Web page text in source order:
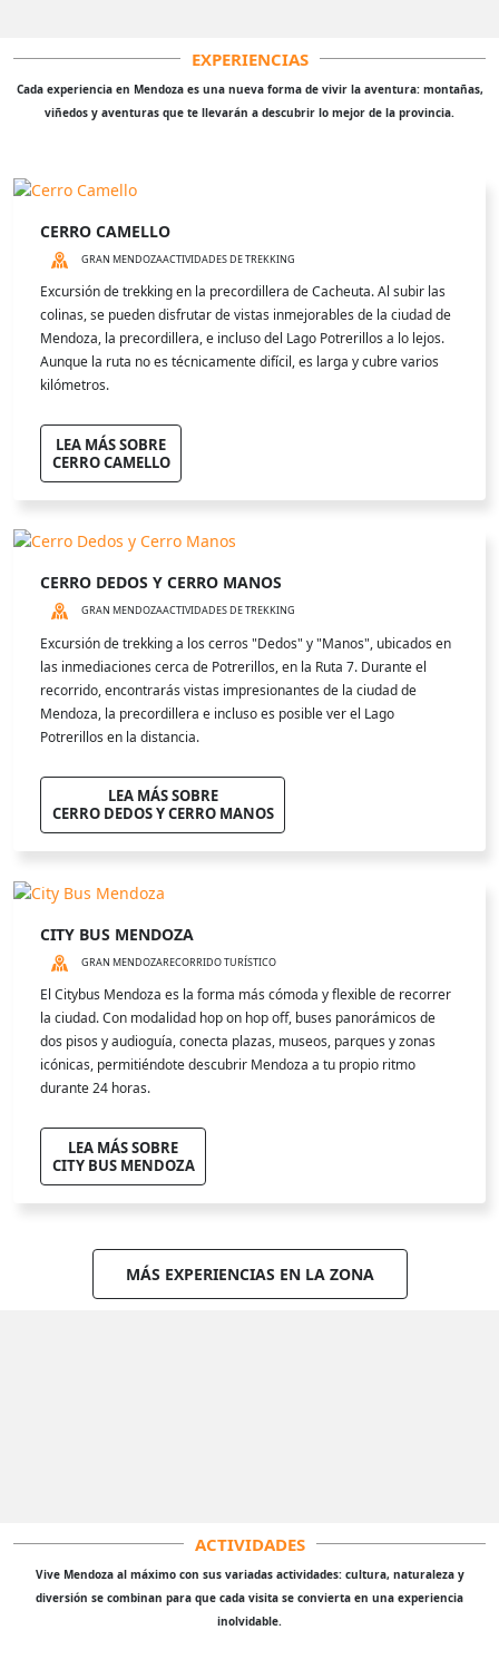
EXPERIENCIAS
Cada experiencia en Mendoza es una nueva forma de vivir la aventura: montañas,
viñedos y aventuras que te llevarán a descubrir lo mejor de la provincia.
CERRO CAMELLO
GRAN MENDOZAACTIVIDADES DE TREKKING
Excursión de trekking en la precordillera de Cacheuta. Al subir las
colinas, se pueden disfrutar de vistas inmejorables de la ciudad de
Mendoza, la precordillera, e incluso del Lago Potrerillos a lo lejos.
Aunque la ruta no es técnicamente difícil, es larga y cubre varios
kilómetros.
LEA MÁS SOBRE
CERRO CAMELLO
CERRO DEDOS Y CERRO MANOS
GRAN MENDOZAACTIVIDADES DE TREKKING
Excursión de trekking a los cerros "Dedos" y "Manos", ubicados en
las inmediaciones cerca de Potrerillos, en la Ruta 7. Durante el
recorrido, encontrarás vistas impresionantes de la ciudad de
Mendoza, la precordillera e incluso es posible ver el Lago
Potrerillos en la distancia.
LEA MÁS SOBRE
CERRO DEDOS Y CERRO MANOS
CITY BUS MENDOZA
GRAN MENDOZARECORRIDO TURÍSTICO
El Citybus Mendoza es la forma más cómoda y flexible de recorrer
la ciudad. Con modalidad hop on hop off, buses panorámicos de
dos pisos y audioguía, conecta plazas, museos, parques y zonas
icónicas, permitiéndote descubrir Mendoza a tu propio ritmo
durante 24 horas.
LEA MÁS SOBRE
CITY BUS MENDOZA
MÁS EXPERIENCIAS EN LA ZONA
ACTIVIDADES
Vive Mendoza al máximo con sus variadas actividades: cultura, naturaleza y
diversión se combinan para que cada visita se convierta en una experiencia
inolvidable.